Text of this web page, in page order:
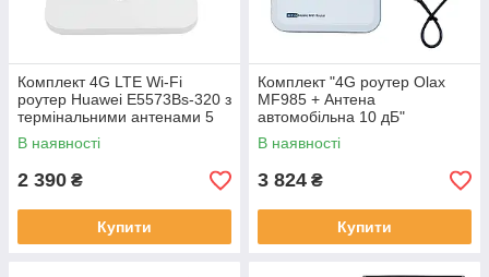
Комплект 4G LTE Wi-Fi
роутер Huawei E5573Bs-320 з
термінальними антенами 5
дБ
В наявності
2 390 ₴
Купити
Комплект "4G роутер Olax
MF985 + Антена
автомобільна 10 дБ"
В наявності
3 824 ₴
Купити